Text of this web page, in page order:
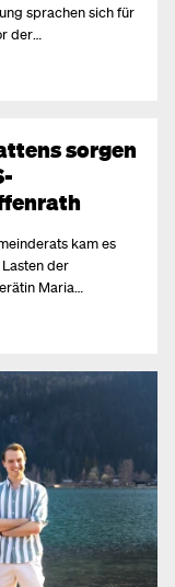
sprachen sich für
der
Zentrum Mexikos
aber
Position gehievt
Für uns
braucht es absolute
sorgen
kam es
der
Maria
finanziell